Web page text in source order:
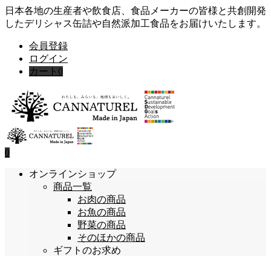
日本各地の生産者や飲食店、食品メーカーの皆様と共創開発
したデリシャス缶詰や自然派加工食品をお届けいたします。
会員登録
ログイン
カート 0
0
オンラインショップ
商品一覧
お肉の商品
お魚の商品
野菜の商品
そのほかの商品
ギフトのお求め